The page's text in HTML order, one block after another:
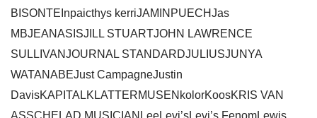
BISONTEInpaicthys kerriJAMINPUECHJas
MBJEANASISJILL STUARTJOHN LAWRENCE
SULLIVANJOURNAL STANDARDJULIUSJUNYA
WATANABEJust CampagneJustin
DavisKAPITALKLATTERMUSENkolorKoosKRIS VAN